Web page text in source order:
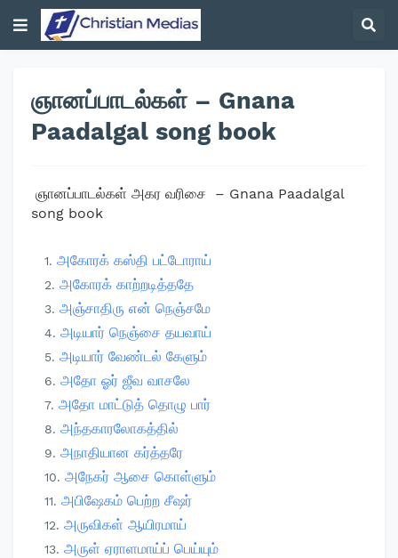
ஞானப்பாடல்கள் – Gnana
Paadalgal song book
ஞானப்பாடல்கள் அகர வரிசை
– Gnana Paadalgal
song book
அகோரக் கஸ்தி பட்டோராய்
அகோரக் காற்றடித்ததே
அஞ்சாதிரு என் நெஞ்சமே
அடியார் நெஞ்சை தயவாய்
அடியார் வேண்டல் கேளும்
அதோ ஓர் ஜீவ வாசலே
அதோ மாட்டுத் தொழு பார்
அந்தகாரலோகத்தில்
அநாதியான கர்த்தரே
அநேகர் ஆசை கொள்ளும்
அபிஷேகம் பெற்ற சீஷர்
அருவிகள் ஆயிரமாய்
அருள் ஏராளமாய்ப் பெய்யும்